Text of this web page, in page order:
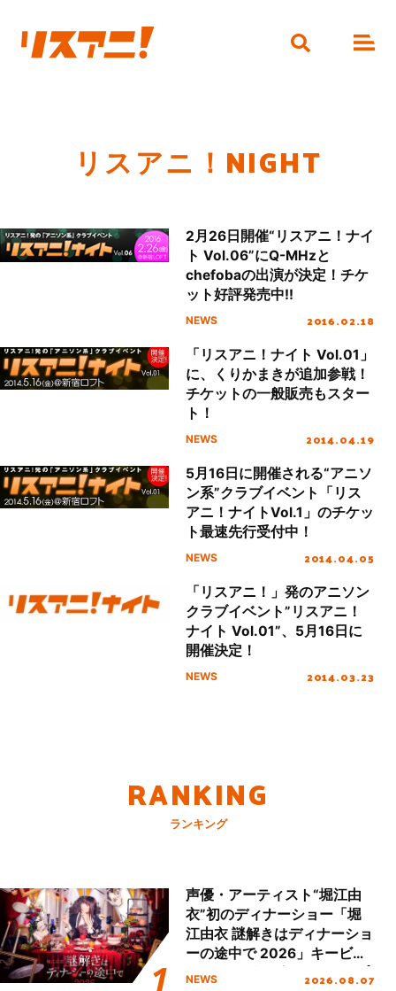
リスアニ！NIGHT
2月26日開催“リスアニ！ナイ
ト Vol.06”にQ-MHzと
chefobaの出演が決定！チケ
ット好評発売中!!
NEWS 2016.02.18
「リスアニ！ナイト Vol.01」
に、くりかまきが追加参戦！
チケットの一般販売もスター
ト！
NEWS 2014.04.19
5月16日に開催される“アニソ
ン系”クラブイベント「リス
アニ！ナイトVol.1」のチケッ
ト最速先行受付中！
NEWS 2014.04.05
「リスアニ！」発のアニソン
クラブイベント”リスアニ！
ナイト Vol.01”、5月16日に
開催決定！
NEWS 2014.03.23
RANKING
ランキング
声優・アーティスト“堀江由
衣”初のディナーショー「堀
江由衣 謎解きはディナーショ
ーの途中で 2026」キービジ
ュアル＆グッズラインナップ
NEWS 2026.08.07